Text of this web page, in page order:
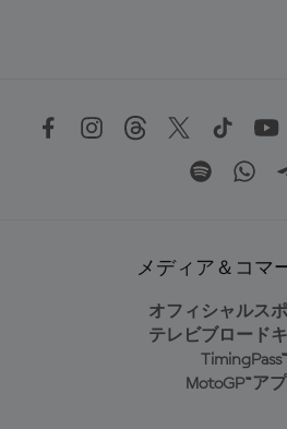
メディア＆コマ
オフィシャルス
テレビブロード
TimingPass™
MotoGP™ア